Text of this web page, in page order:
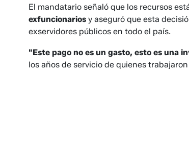
El mandatario señaló que los recursos
exfuncionarios y aseguró que esta
exservidores públicos en todo el país.
"Este pago no es un gasto, esto es una
los años de servicio de quienes